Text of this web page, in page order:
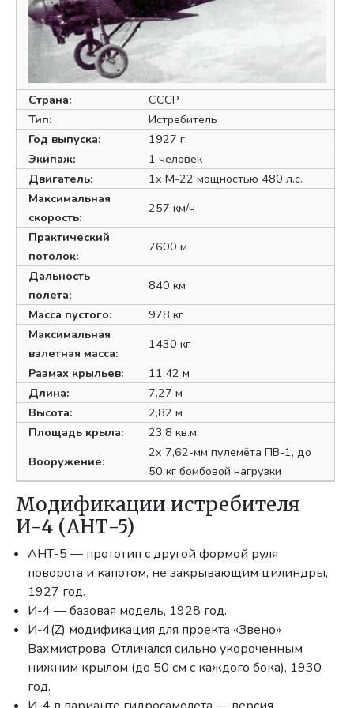
Страна:
СССР
Тип:
Истребитель
Год выпуска:
1927 г.
Экипаж:
1 человек
Двигатель:
1х М-22 мощностью 480 л.с.
Максимальная
скорость:
257 км/ч
Практический
потолок:
7600 м
Дальность
полета:
840 км
Масса пустого:
978 кг
Максимальная
взлетная масса:
1430 кг
Размах крыльев:
11,42 м
Длина:
7,27 м
Высота:
2,82 м
Площадь крыла:
23,8 кв.м.
Вооружение:
2x 7,62-мм пулемёта ПВ-1, до
50 кг бомбовой нагрузки
Модификации истребителя
И-4 (АНТ-5)
АНТ-5 — прототип с другой формой руля
поворота и капотом, не закрывающим цилиндры,
1927 год.
И-4 — базовая модель, 1928 год.
И-4(Z) модификация для проекта «Звено»
Вахмистрова. Отличался сильно укороченным
нижним крылом (до 50 см с каждого бока), 1930
год.